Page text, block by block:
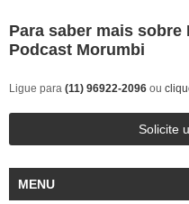
Para saber mais
Podcast Morumbi
Ligue para (11) 96922-2096 ou
Solicite
MENU